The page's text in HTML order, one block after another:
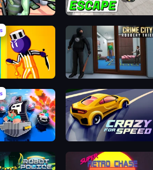
Drift Escape
or Attack! Crime City Robbery Thief Games
Crazy for Speed